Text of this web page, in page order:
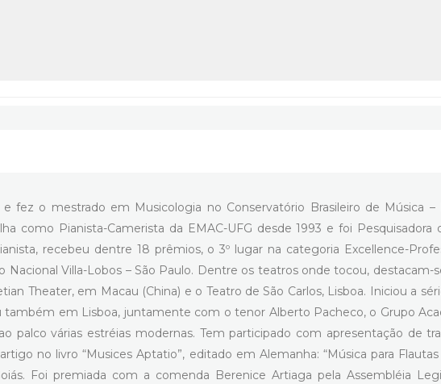
fez o mestrado em Musicologia no Conservatório Brasileiro de Música
como Pianista-Camerista da EMAC-UFG desde 1993 e foi
recebeu dentre 18 prêmios, o 3º lugar na categoria Excellence-
Villa-Lobos – São Paulo. Dentre os teatros onde tocou, destacam-
Theater, em Macau (China) e o Teatro de São Carlos, Lisboa. Iniciou a
em Lisboa, juntamente com o tenor Alberto Pacheco, o Grupo
palco várias estréias modernas. Tem participado com apresentação de
no livro “Musices Aptatio”, editado em Alemanha: “Música para
Foi premiada com a comenda Berenice Artiaga pela Assembléia